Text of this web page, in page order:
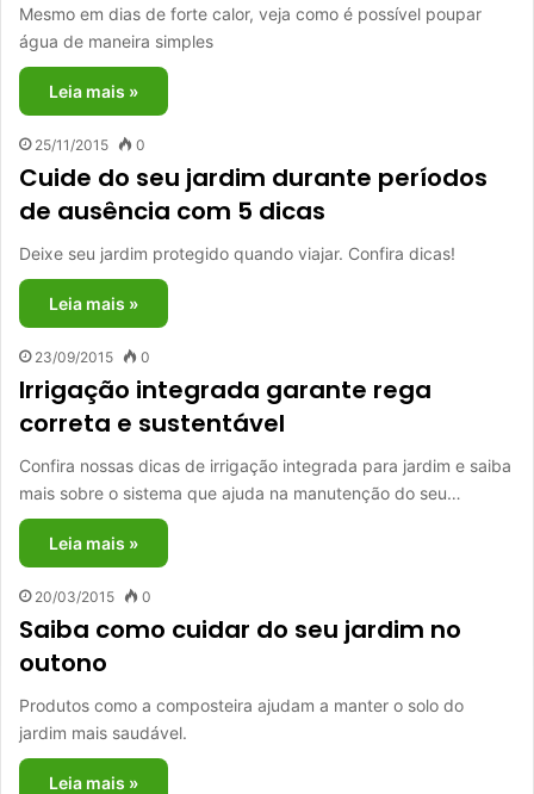
Mesmo em dias de forte calor, veja como é possível poupar
água de maneira simples
Leia mais »
25/11/2015 0
Cuide do seu jardim durante períodos
de ausência com 5 dicas
Deixe seu jardim protegido quando viajar. Confira dicas!
Leia mais »
23/09/2015 0
Irrigação integrada garante rega
correta e sustentável
Confira nossas dicas de irrigação integrada para jardim e saiba
mais sobre o sistema que ajuda na manutenção do seu…
Leia mais »
20/03/2015 0
Saiba como cuidar do seu jardim no
outono
Produtos como a composteira ajudam a manter o solo do
jardim mais saudável.
Leia mais »